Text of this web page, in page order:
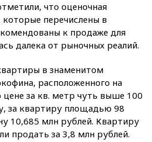
что оценочная
перечислены в
к продаже для
далека от рыночных реалий.
в знаменитом
расположенного на
за кв. метр чуть выше 100
за квартиру площадью 98
10,685 млн рублей. Квартиру
продать за 3,8 млн рублей.